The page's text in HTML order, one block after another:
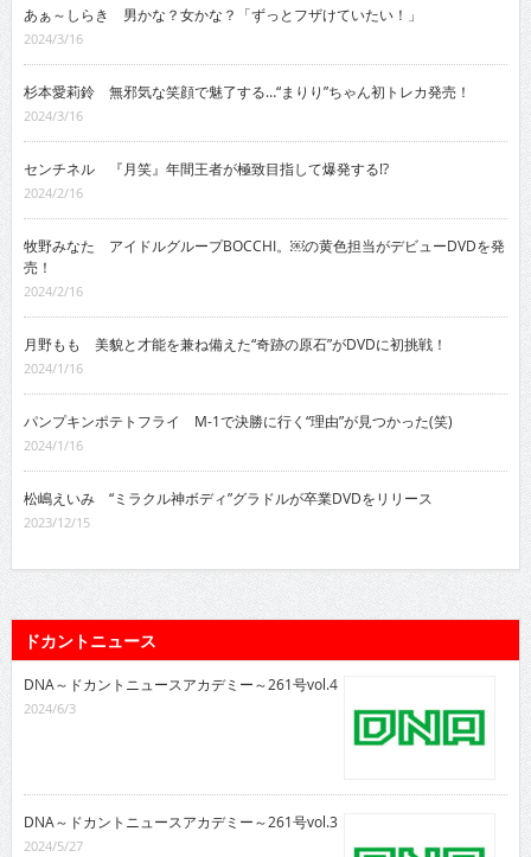
あぁ～しらき 男かな？女かな？「ずっとフザけていたい！」
2024/3/16
杉本愛莉鈴 無邪気な笑顔で魅了する…“まりり”ちゃん初トレカ発売！
2024/3/16
センチネル 『月笑』年間王者が極致目指して爆発する!?
2024/2/16
牧野みなた アイドルグループBOCCHI。￼の黄色担当がデビューDVDを発
売！
2024/2/16
月野もも 美貌と才能を兼ね備えた“奇跡の原石”がDVDに初挑戦！
2024/1/16
パンプキンポテトフライ M-1で決勝に行く“理由”が見つかった(笑)
2024/1/16
松嶋えいみ “ミラクル神ボディ”グラドルが卒業DVDをリリース
2023/12/15
ドカントニュース
DNA～ドカントニュースアカデミー～261号vol.4
2024/6/3
DNA～ドカントニュースアカデミー～261号vol.3
2024/5/27